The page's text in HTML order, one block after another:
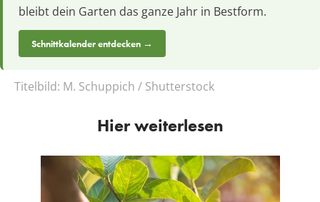
bleibt dein Garten das ganze Jahr in Bestform.
Schnittkalender entdecken →
Titelbild: M. Schuppich / Shutterstock
Hier weiterlesen